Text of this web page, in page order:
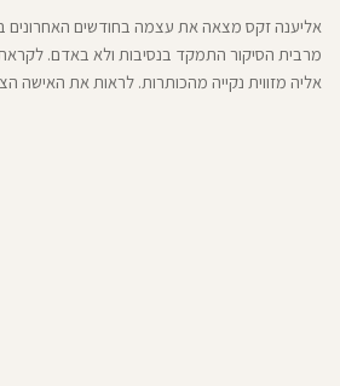
אליענה זקס מצאה את עצמה בחודשים האחרונים
מרבית הסיקור התמקד בנסיבות ולא באדם.
אליה מזווית נקייה מהכותרות. לראות את האישה